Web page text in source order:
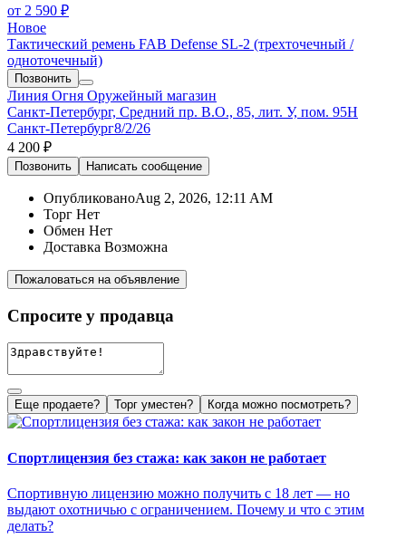
от 2 590 ₽
Новое
Тактический ремень FAB Defense SL-2 (трехточечный /
одноточечный)
Позвонить
Линия Огня Оружейный магазин
Санкт-Петербург, Средний пр. В.О., 85, лит. У, пом. 95Н
Санкт-Петербург8/2/26
4 200 ₽
Позвонить Написать сообщение
ОпубликованоAug 2, 2026, 12:11 AM
Торг Нет
Обмен Нет
Доставка Возможна
Пожаловаться на объявление
Спросите у продавца
Еще продаете? Торг уместен? Когда можно посмотреть?
Спортлицензия без стажа: как закон не работает
Спортивную лицензию можно получить с 18 лет — но
выдают охотничью с ограничением. Почему и что с этим
делать?